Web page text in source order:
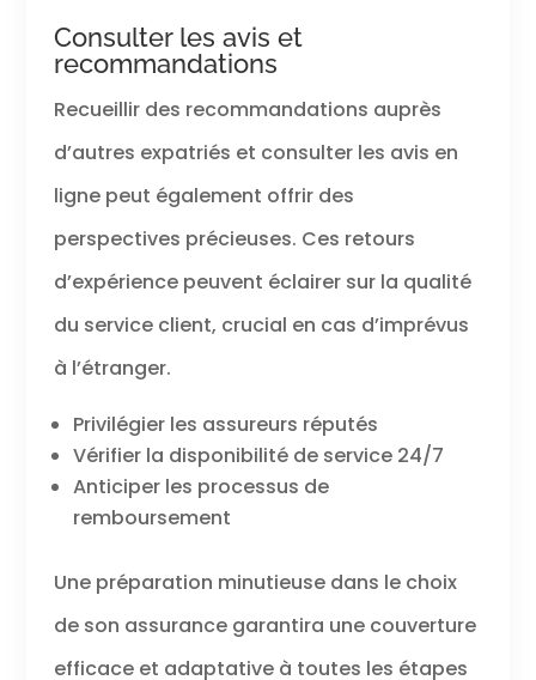
Consulter les avis et
recommandations
Recueillir des recommandations auprès
d’autres expatriés et consulter les avis en
ligne peut également offrir des
perspectives précieuses. Ces retours
d’expérience peuvent éclairer sur la qualité
du service client, crucial en cas d’imprévus
à l’étranger.
Privilégier les assureurs réputés
Vérifier la disponibilité de service 24/7
Anticiper les processus de
remboursement
Une préparation minutieuse dans le choix
de son assurance garantira une couverture
efficace et adaptative à toutes les étapes